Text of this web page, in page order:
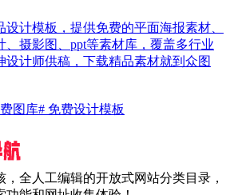
计模板，提供免费的平面海报素材、
、摄影图、ppt等素材库，覆盖多行业
设计师供稿，下载精品素材就到众图
图库# 免费设计模板
全人工编辑的开放式网站分类目录，